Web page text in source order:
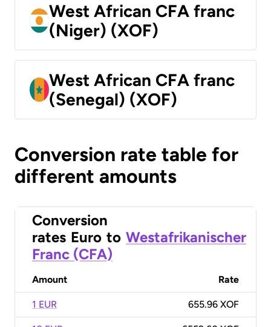
West African CFA franc
(Niger) (XOF)
West African CFA franc
(Senegal) (XOF)
Conversion rate table for
different amounts
Conversion
rates Euro to Westafrikanischer
Franc (CFA)
Amount Rate
1 EUR 655.96 XOF